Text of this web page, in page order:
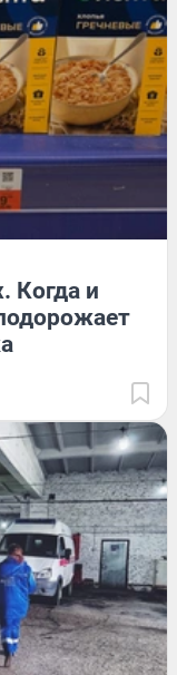
Когда и